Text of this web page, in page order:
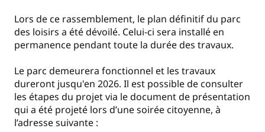
Lors de ce rassemblement, le plan définitif du parc
des loisirs a été dévoilé. Celui-ci sera installé en
permanence pendant toute la durée des travaux.
Le parc demeurera fonctionnel et les travaux
dureront jusqu'en 2026. Il est possible de consulter
les étapes du projet via le document de présentation
qui a été projeté lors d’une soirée citoyenne, à
l’adresse suivante :